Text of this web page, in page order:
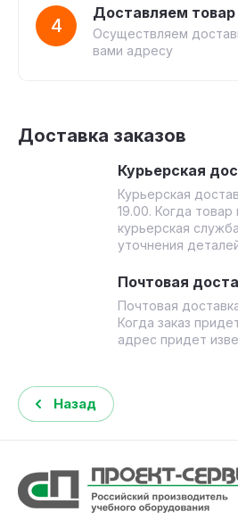
4
Доставляем товар
Осуществляем
вами адресу
Доставка заказов
Курьерская
Курьерская
19.00. Когда товар
курьерская
уточнения
Почтовая
Почтовая
Когда заказ
адрес придет
Назад